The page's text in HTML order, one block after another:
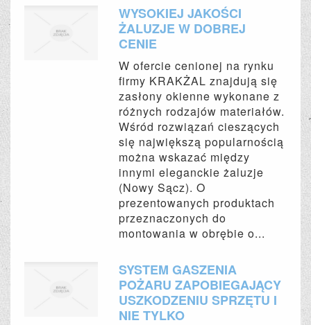
WYSOKIEJ JAKOŚCI
ŻALUZJE W DOBREJ
CENIE
W ofercie cenionej na rynku
firmy KRAKŻAL znajdują się
zasłony okienne wykonane z
różnych rodzajów materiałów.
Wśród rozwiązań cieszących
się największą popularnością
można wskazać między
innymi eleganckie żaluzje
(Nowy Sącz). O
prezentowanych produktach
przeznaczonych do
montowania w obrębie o...
SYSTEM GASZENIA
POŻARU ZAPOBIEGAJĄCY
USZKODZENIU SPRZĘTU I
NIE TYLKO